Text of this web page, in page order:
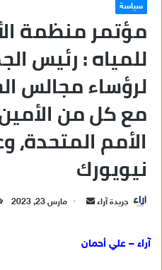
سياسة
مؤتمر منظمة
للمياه : رئيس
لرؤساء مجالس
مع كل من
الأمم
نيويورك
جريدة آراء مارس 23, 2023
آراء – علي أحمان